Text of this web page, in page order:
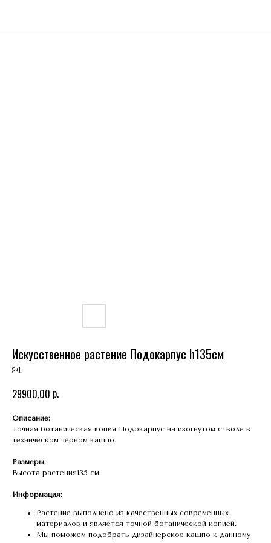
Искусственное растение Подокарпус h135см
SKU:
29900,00 р.
Описание:
Точная ботаническая копия Подокарпус на изогнутом стволе в
техническом чёрном кашпо.
Размеры:
Высота растения135 см
Информация:
Растение выполнено из качественных современных
материалов и является точной ботанической копией.
Мы поможем подобрать дизайнерское кашпо к данному